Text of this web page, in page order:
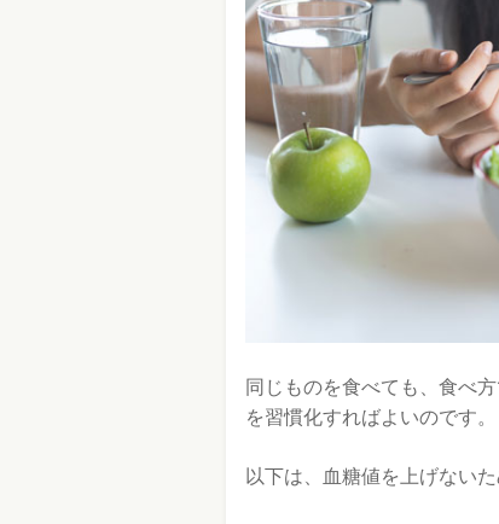
同じものを食べても、食べ
を習慣化すればよいのです。
以下は、血糖値を上げない